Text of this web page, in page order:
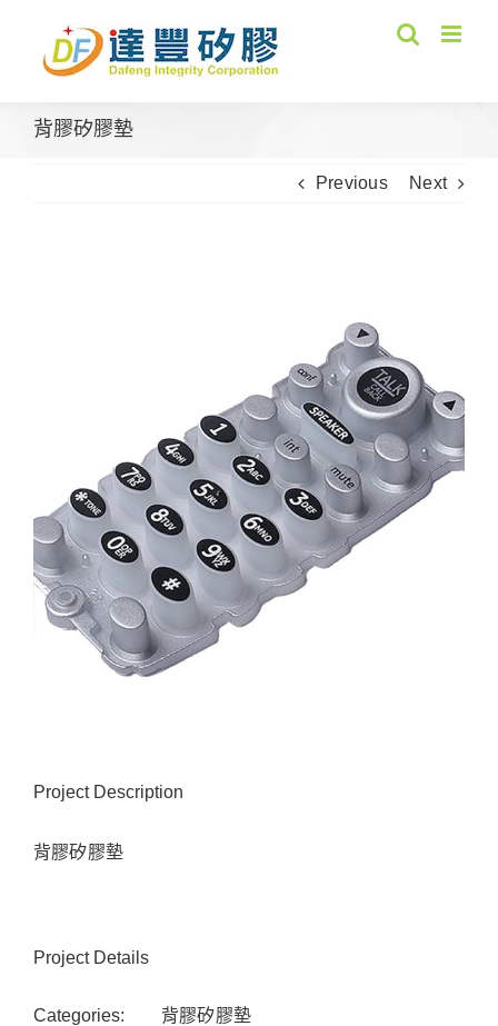
content
背膠矽膠墊
Previous Next
Project Description
背膠矽膠墊
Project Details
Categories: 背膠矽膠墊